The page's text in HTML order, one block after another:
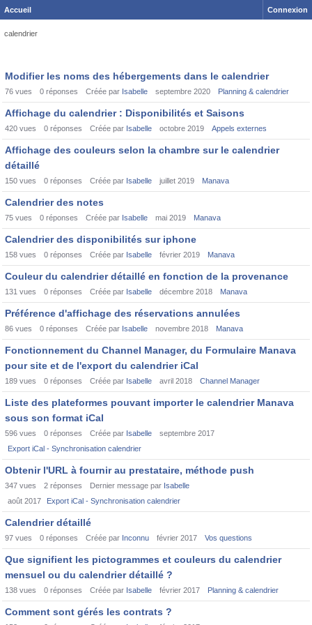
Accueil Connexion
calendrier
Discussion
List
Modifier les noms des hébergements dans le calendrier
76 vues 0 réponses Créée par Isabelle septembre 2020 Planning & calendrier
Affichage du calendrier : Disponibilités et Saisons
420 vues 0 réponses Créée par Isabelle octobre 2019 Appels externes
Affichage des couleurs selon la chambre sur le calendrier
détaillé
150 vues 0 réponses Créée par Isabelle juillet 2019 Manava
Calendrier des notes
75 vues 0 réponses Créée par Isabelle mai 2019 Manava
Calendrier des disponibilités sur iphone
158 vues 0 réponses Créée par Isabelle février 2019 Manava
Couleur du calendrier détaillé en fonction de la provenance
131 vues 0 réponses Créée par Isabelle décembre 2018 Manava
Préférence d'affichage des réservations annulées
86 vues 0 réponses Créée par Isabelle novembre 2018 Manava
Fonctionnement du Channel Manager, du Formulaire Manava
pour site et de l'export du calendrier iCal
189 vues 0 réponses Créée par Isabelle avril 2018 Channel Manager
Liste des plateformes pouvant importer le calendrier Manava
sous son format iCal
596 vues 0 réponses Créée par Isabelle
septembre 2017
Export iCal - Synchronisation calendrier
Obtenir l'URL à fournir au prestataire, méthode push
347 vues 2 réponses Dernier message par Isabelle
août 2017
Export iCal - Synchronisation calendrier
Calendrier détaillé
97 vues 0 réponses Créée par Inconnu février 2017 Vos questions
Que signifient les pictogrammes et couleurs du calendrier
mensuel ou du calendrier détaillé ?
138 vues 0 réponses Créée par Isabelle février 2017 Planning & calendrier
Comment sont gérés les contrats ?